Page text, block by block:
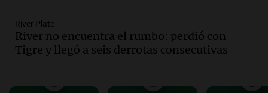
Episodios
contra el tiempo: necesita un trasplante
River Plate
River no encuentra el rumbo: perdió con
Tigre y llegó a seis derrotas consecutivas